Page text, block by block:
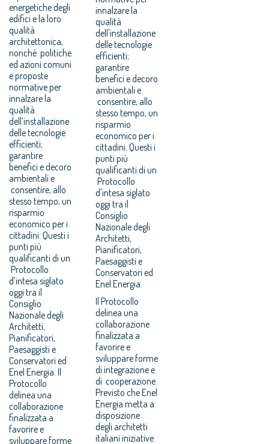
energetiche degli
edifici e la loro
qualità
architettonica,
nonché politiche
ed azioni comuni
e proposte
normative per
innalzare la
qualità
dell’installazione
delle tecnologie
efficienti;
garantire
benefici e decoro
ambientali e
consentire, allo
stesso tempo, un
risparmio
economico per i
cittadini. Questi i
punti più
qualificanti di un
Protocollo
d’intesa siglato
oggi tra il
Consiglio
Nazionale degli
Architetti,
Pianificatori,
Paesaggisti e
Conservatori ed
Enel Energia. Il
Protocollo
delinea una
collaborazione
finalizzata a
favorire e
sviluppare forme
innalzare la
qualità
dell'installazione
delle tecnologie
efficienti;
garantire
benefici e decoro
ambientali e
consentire, allo
stesso tempo, un
risparmio
economico per i
cittadini. Questi i
punti più
qualificanti di un
Protocollo
d'intesa siglato
oggi tra il
Consiglio
Nazionale degli
Architetti,
Pianificatori,
Paesaggisti e
Conservatori ed
Enel Energia.
Il Protocollo
delinea una
collaborazione
finalizzata a
favorire e
sviluppare forme
di integrazione e
di cooperazione.
Previsto che Enel
Energia metta a
disposizione
degli architetti
italiani iniziative